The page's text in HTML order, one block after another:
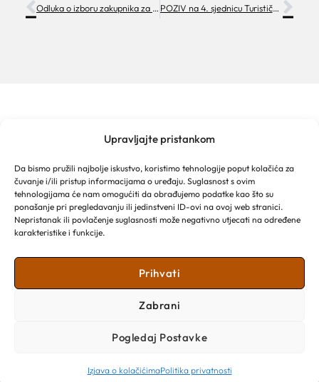
Upravljajte pristankom
Da bismo pružili najbolje iskustvo, koristimo tehnologije poput kolačića za
čuvanje i/ili pristup informacijama o uređaju. Suglasnost s ovim
tehnologijama će nam omogućiti da obrađujemo podatke kao što su
ponašanje pri pregledavanju ili jedinstveni ID-ovi na ovoj web stranici.
Nepristanak ili povlačenje suglasnosti može negativno utjecati na određene
karakteristike i funkcije.
Prihvati
Zabrani
Pogledaj Postavke
Izjava o kolačićimaPolitika privatnosti
Odluka o izboru zakupnika za kućice Advent Makarska 2025 POZIV na 4. sjednicu Turističkog vijeća TZG Makarske, 18. 12. 2025.
Franjevački put 2a
Obala kralja Tomislava 16
21 300 Makarska
Email: info@makarska-info.hr
Telefon: +385 21 612 002/+385 21 650 076
Copyright © 2026 Turistička zajednica Grada Makarske​